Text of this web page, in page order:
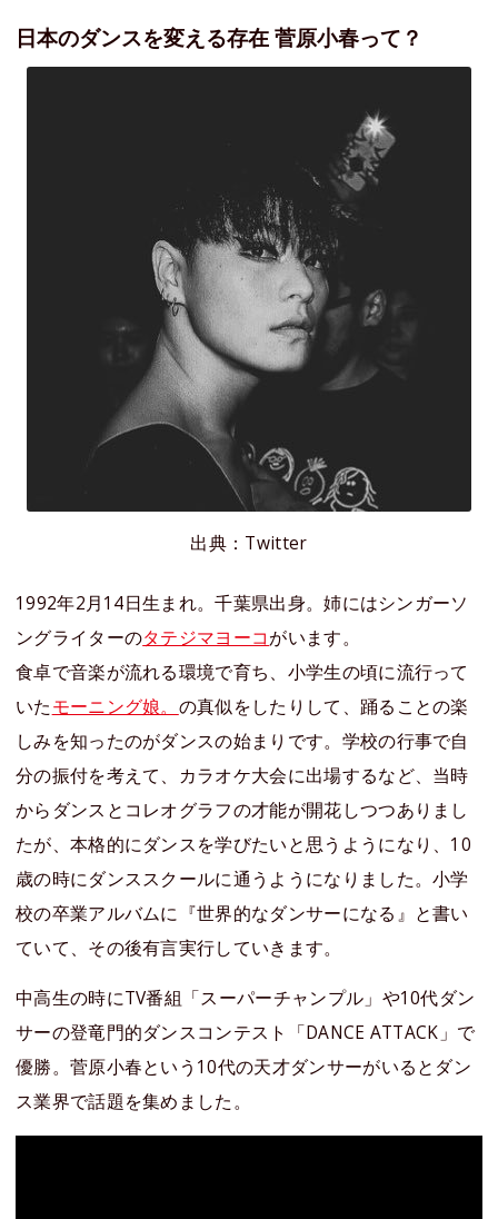
日本のダンスを変える存在 菅原小春って？
出典：Twitter
1992年2月14日生まれ。千葉県出身。姉にはシンガーソ
ングライターのタテジマヨーコがいます。
食卓で音楽が流れる環境で育ち、小学生の頃に流行って
いたモーニング娘。 の真似をしたりして、踊ることの楽
しみを知ったのがダンスの始まりです。学校の行事で自
分の振付を考えて、カラオケ大会に出場するなど、当時
からダンスとコレオグラフの才能が開花しつつありまし
たが、本格的にダンスを学びたいと思うようになり、10
歳の時にダンススクールに通うようになりました。小学
校の卒業アルバムに『世界的なダンサーになる』と書い
ていて、その後有言実行していきます。
中高生の時にTV番組「スーパーチャンプル」や10代ダン
サーの登竜門的ダンスコンテスト「DANCE ATTACK」で
優勝。菅原小春という10代の天才ダンサーがいるとダン
ス業界で話題を集めました。